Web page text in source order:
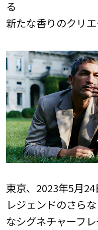
る
新たな香りのクリ
東京、2023年5月
レジェンドのさら
なシグネチャーフ